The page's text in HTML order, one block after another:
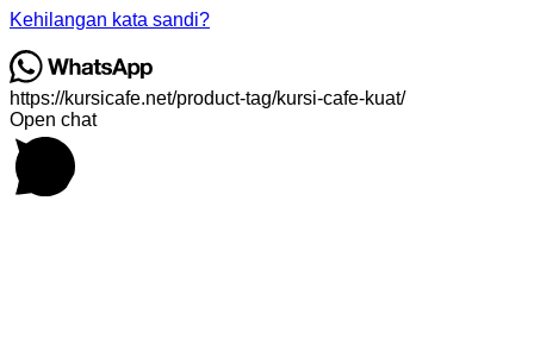
Kehilangan kata sandi?
https://kursicafe.net/product-tag/kursi-cafe-kuat/
Open chat